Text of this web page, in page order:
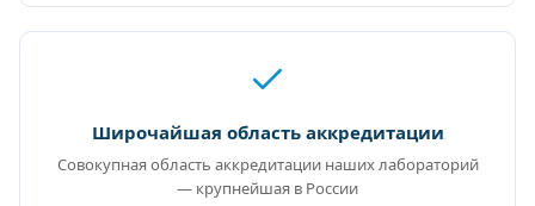
Широчайшая область аккредитации
Совокупная область аккредитации наших лабораторий
— крупнейшая в России